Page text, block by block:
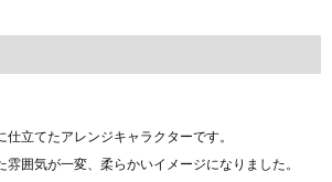
立てたアレンジキャラクターです。
囲気が一変、柔らかいイメージになりました。